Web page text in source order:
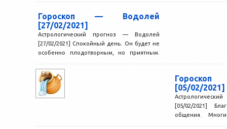
Гороскоп — Водолей
[27/02/2021]
Астрологический прогноз — Водолей
[27/02/2021] Спокойный день. Он будет не
особенно плодотворным, но приятным.
делом, научиться...
[05/02/2021]
[05/02/2021]
общения.